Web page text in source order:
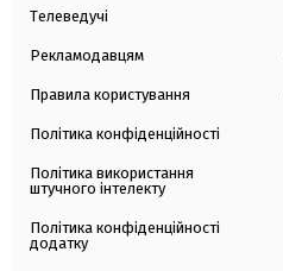
Телеведучі
Рекламодавцям
Правила користування
Політика конфіденційності
Політика використання
штучного інтелекту
Політика конфіденційності
додатку